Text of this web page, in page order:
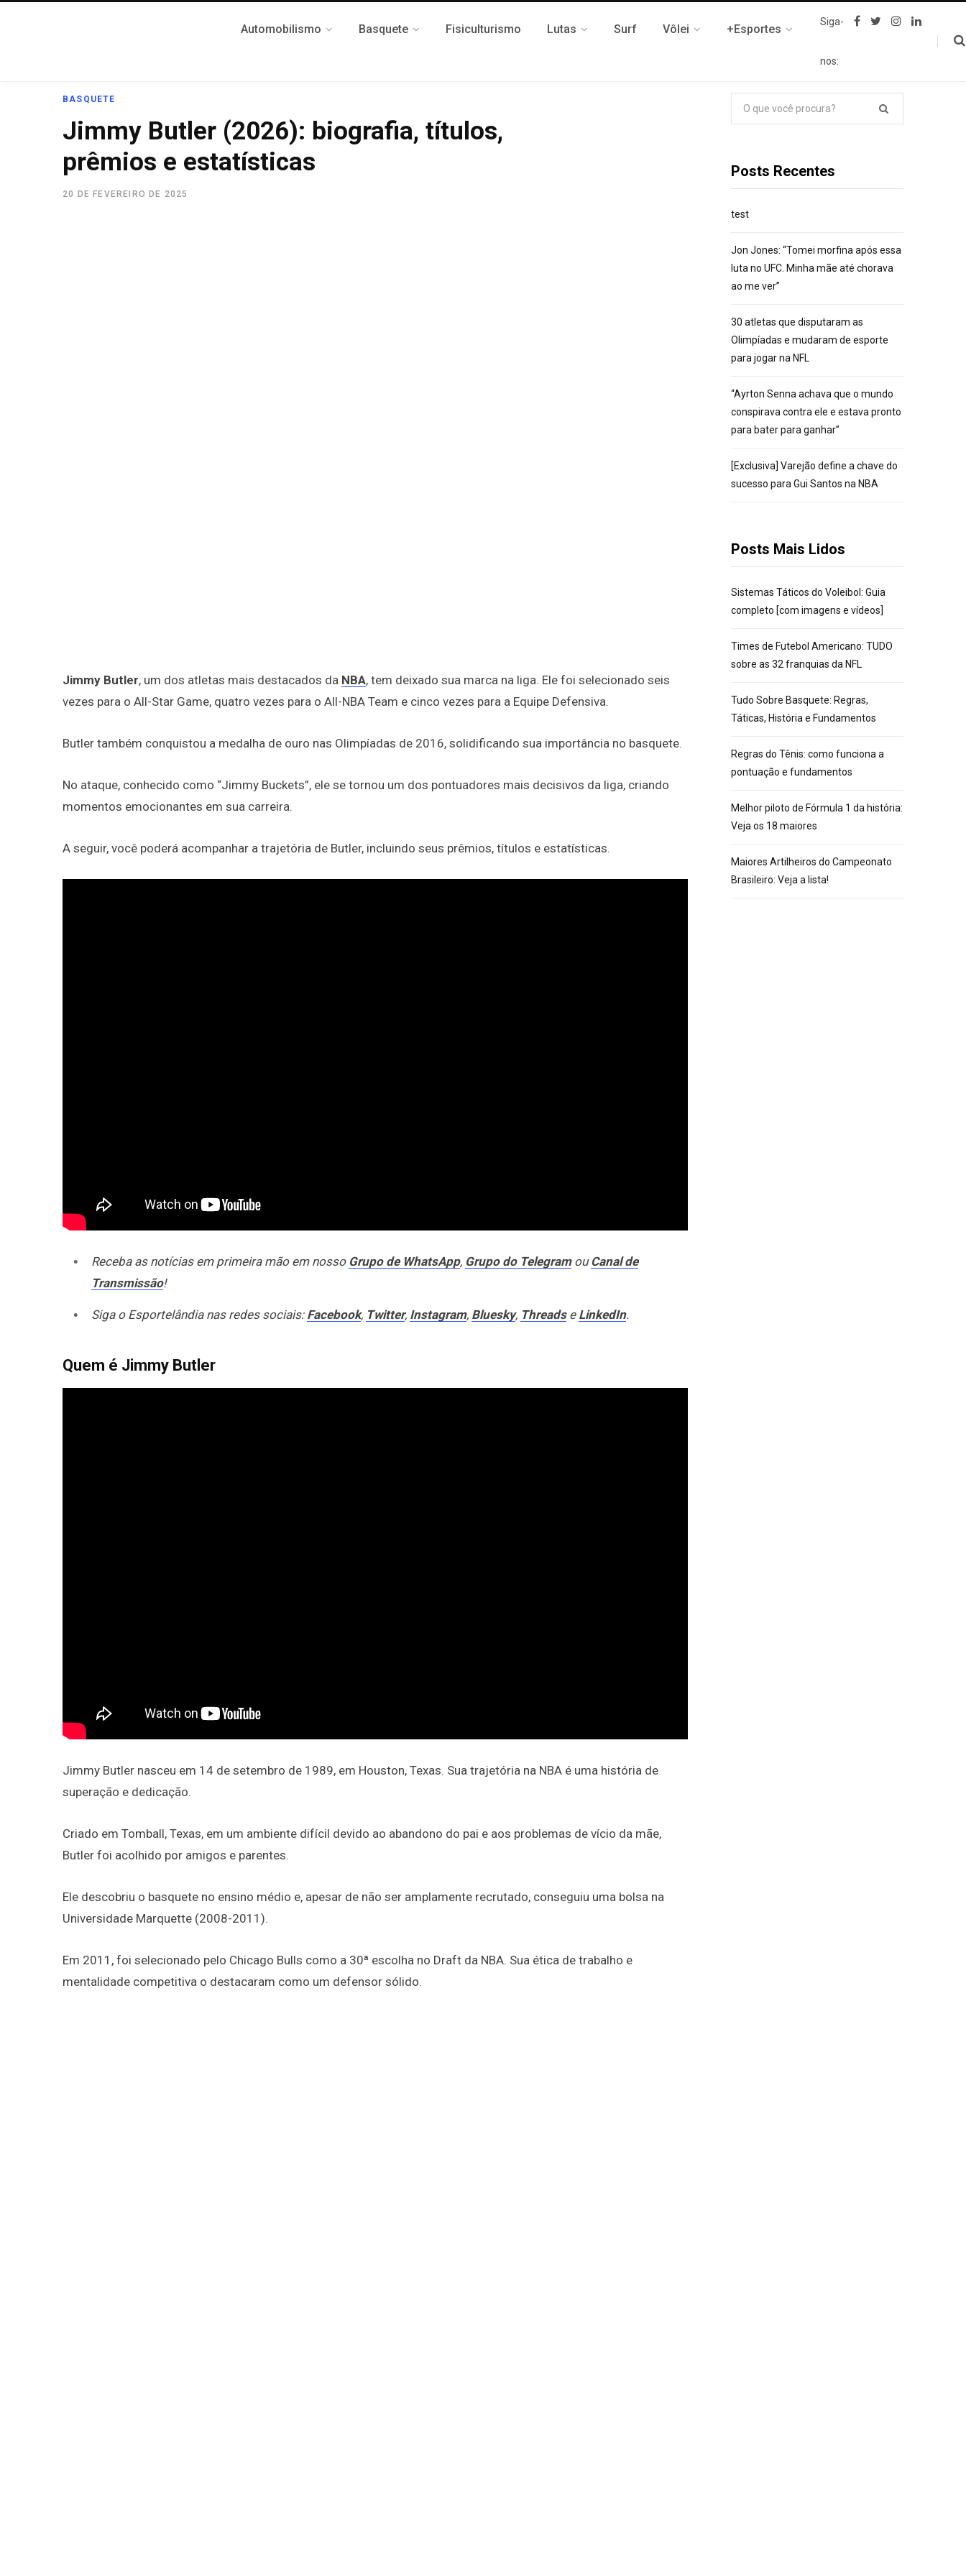
Automobilismo Basquete Fisiculturismo Lutas Surf Vôlei +Esportes
Siga-
nos:
F
I
L
BASQUETE
Jimmy Butler (2026): biografia, títulos,
prêmios e estatísticas
20 DE FEVEREIRO DE 2025
Jimmy Butler, um dos atletas mais destacados da NBA, tem deixado sua marca na liga. Ele foi selecionado seis
vezes para o All-Star Game, quatro vezes para o All-NBA Team e cinco vezes para a Equipe Defensiva.
Butler também conquistou a medalha de ouro nas Olimpíadas de 2016, solidificando sua importância no basquete.
No ataque, conhecido como “Jimmy Buckets”, ele se tornou um dos pontuadores mais decisivos da liga, criando
momentos emocionantes em sua carreira.
A seguir, você poderá acompanhar a trajetória de Butler, incluindo seus prêmios, títulos e estatísticas.
Receba as notícias em primeira mão em nosso Grupo de WhatsApp, Grupo do Telegram ou Canal de
Transmissão!
Siga o Esportelândia nas redes sociais: Facebook, Twitter, Instagram, Bluesky, Threadse LinkedIn.
Quem é Jimmy Butler
Jimmy Butler nasceu em 14 de setembro de 1989, em Houston, Texas. Sua trajetória na NBA é uma história de
superação e dedicação.
Criado em Tomball, Texas, em um ambiente difícil devido ao abandono do pai e aos problemas de vício da mãe,
Butler foi acolhido por amigos e parentes.
Ele descobriu o basquete no ensino médio e, apesar de não ser amplamente recrutado, conseguiu uma bolsa na
Universidade Marquette (2008-2011).
Em 2011, foi selecionado pelo Chicago Bulls como a 30ª escolha no Draft da NBA. Sua ética de trabalho e
mentalidade competitiva o destacaram como um defensor sólido.
Pesquisar
por:
Posts Recentes
test
Jon Jones: “Tomei morfina após essa
luta no UFC. Minha mãe até chorava
ao me ver”
30 atletas que disputaram as
Olimpíadas e mudaram de esporte
para jogar na NFL
“Ayrton Senna achava que o mundo
conspirava contra ele e estava pronto
para bater para ganhar”
[Exclusiva] Varejão define a chave do
sucesso para Gui Santos na NBA
Posts Mais Lidos
Sistemas Táticos do Voleibol: Guia
completo [com imagens e vídeos]
Times de Futebol Americano: TUDO
sobre as 32 franquias da NFL
Tudo Sobre Basquete: Regras,
Táticas, História e Fundamentos
Regras do Tênis: como funciona a
pontuação e fundamentos
Melhor piloto de Fórmula 1 da história:
Veja os 18 maiores
Maiores Artilheiros do Campeonato
Brasileiro: Veja a lista!